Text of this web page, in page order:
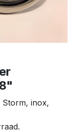
inox,